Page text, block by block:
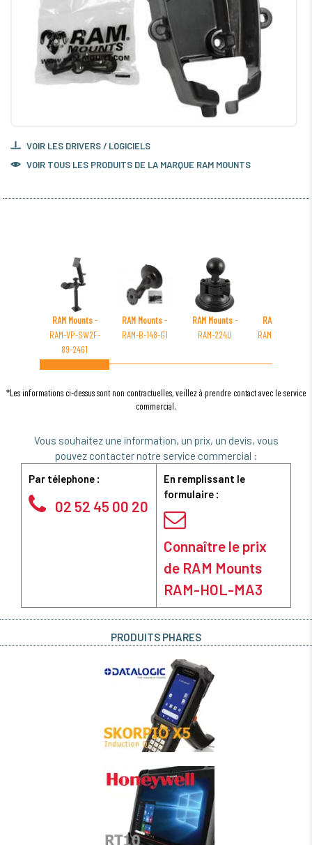
VOIR LES DRIVERS / LOGICIELS
VOIR TOUS LES PRODUITS DE LA MARQUE RAM MOUNTS
RAM Mounts-
RAM-VP-SW2F-
89-2461
RAM Mounts-
RAM-B-148-G1
RAM Mounts-
RAM-224U
RAM Mounts
RAM-D-304B-VP
*Les informations ci-dessus sont non contractuelles, veillez à prendre contact avec le service
commercial.
Vous souhaitez une information, un prix, un devis, vous
pouvez contacter notre service commercial :
Par télephone :
02 52 45 00 20
En remplissant le
formulaire :
Connaître le prix
de RAM Mounts
RAM-HOL-MA3
PRODUITS PHARES